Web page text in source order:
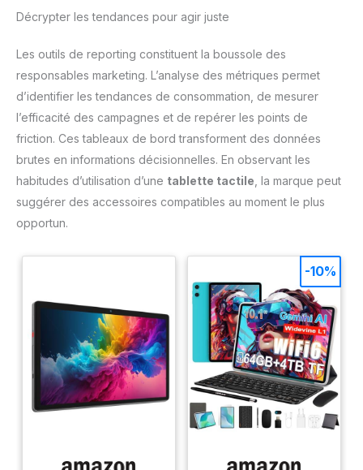
Décrypter les tendances pour agir juste
Les outils de reporting constituent la boussole des
responsables marketing. L’analyse des métriques permet
d’identifier les tendances de consommation, de mesurer
l’efficacité des campagnes et de repérer les points de
friction. Ces tableaux de bord transforment des données
brutes en informations décisionnelles. En observant les
habitudes d’utilisation d’une tablette tactile , la marque peut
suggérer des accessoires compatibles au moment le plus
opportun.
-10%